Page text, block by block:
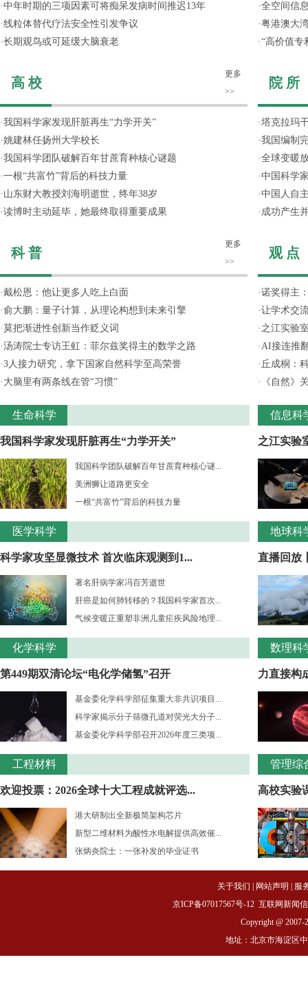
·中年时期的三项因素可将痴呆发病时间推迟13年
·线粒体替代疗法安全性引发争议
·长期观鸟或可延缓大脑衰老
高 校
更多
>>
·我国科学家发现肝脏再生“力学开关”
·姚建林任扬州大学校长
·我国科学团队破解百年甘蔗育种核心谜题
·一根“共富竹”背后的科技力量
· 山东财大教授刘海明逝世，终年38岁
·读博时主动延毕，她最终取得重要成果
科 普
更多
>>
·戴松恩：他让更多人吃上白面
·俞大鹏：量子计算，从理论构想到未来引擎
·莫把渐进性创新当作贬义词
·汤涛院士专访王虹：菲尔兹奖得主的数学之路
·3人接力研究，拿下国家自然科学至高荣誉
· 大脑里有两条线在管“习惯”
生命科学
我国科学家发现肝脏再生“力学开关”
我国科学团队破解百年甘蔗育种核心谜...
美洲狮让道路更安全
一根“共富竹”背后的科技力量
医学科学
科学家攻坚显微技术 首次临床观测到1...
著名肝病学家冯百芳逝世
肝癌是如何肺转移的？我国科学家首次...
气候变暖正重塑非洲儿童疟疾风险地理...
化学科学
第449期双清论坛“电化学储氢”召开
基金委化学科学部征集重大非共识项目...
科学家揭示分子筛微孔道对荧光大分子...
基金委化学科学部召开2026年度三类项...
工程材料
欢迎投票：2026全球十大工程成就评选...
港大研制出全新极简架构芯片
新型二维材料为酸性水电解提供高效催...
张炳炎院士：一张补发的毕业证书
·全空间信
·粤港澳大
·“高价值专
院 所
·塔克拉玛
·我国编制
·全球变暖
·中国科学
·中国人自
· 成功产生
观 点
·诺奖得主
·让学术交
· 之江实验
·AI接连推
· 丘成桐：
·
《自然》
信息科
之江实验
地球科
直播回放
数理科
力直接构
管理综
高校实验
关于我们 网站声明
服
京ICP备07017567号-12 互联网新闻
Copyright @ 2007-
地址：北京市海淀区